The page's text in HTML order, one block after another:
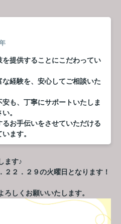
提供することにこだわってい
経験を、安心してご相談いた
も、丁寧にサポートいたしま
。
お手伝いをさせていただける
ます。
ます♪
２２．２９の火曜日となります！
しくお願いいたします。